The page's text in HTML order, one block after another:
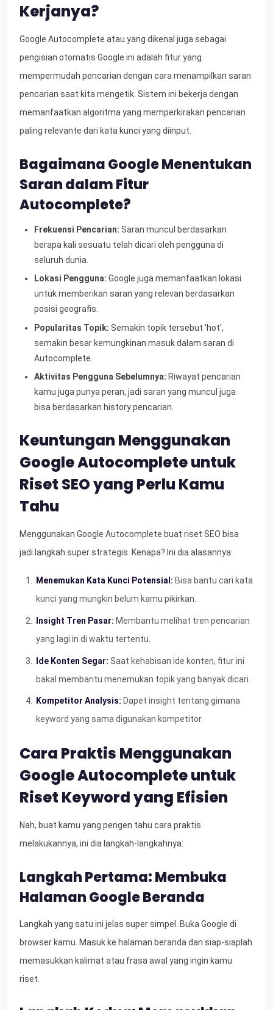
Kerjanya?
Google Autocomplete atau yang dikenal juga sebagai
pengisian otomatis Google ini adalah fitur yang
mempermudah pencarian dengan cara menampilkan saran
pencarian saat kita mengetik. Sistem ini bekerja dengan
memanfaatkan algoritma yang memperkirakan pencarian
paling relevante dari kata kunci yang diinput.
Bagaimana Google Menentukan
Saran dalam Fitur
Autocomplete?
Frekuensi Pencarian: Saran muncul berdasarkan
berapa kali sesuatu telah dicari oleh pengguna di
seluruh dunia.
Lokasi Pengguna: Google juga memanfaatkan lokasi
untuk memberikan saran yang relevan berdasarkan
posisi geografis.
Popularitas Topik: Semakin topik tersebut 'hot',
semakin besar kemungkinan masuk dalam saran di
Autocomplete.
Aktivitas Pengguna Sebelumnya: Riwayat pencarian
kamu juga punya peran, jadi saran yang muncul juga
bisa berdasarkan history pencarian.
Keuntungan Menggunakan
Google Autocomplete untuk
Riset SEO yang Perlu Kamu
Tahu
Menggunakan Google Autocomplete buat riset SEO bisa
jadi langkah super strategis. Kenapa? Ini dia alasannya:
Menemukan Kata Kunci Potensial: Bisa bantu cari kata
kunci yang mungkin belum kamu pikirkan.
Insight Tren Pasar: Membantu melihat tren pencarian
yang lagi in di waktu tertentu.
Ide Konten Segar: Saat kehabisan ide konten, fitur ini
bakal membantu menemukan topik yang banyak dicari.
Kompetitor Analysis: Dapet insight tentang gimana
keyword yang sama digunakan kompetitor.
Cara Praktis Menggunakan
Google Autocomplete untuk
Riset Keyword yang Efisien
Nah, buat kamu yang pengen tahu cara praktis
melakukannya, ini dia langkah-langkahnya:
Langkah Pertama: Membuka
Halaman Google Beranda
Langkah yang satu ini jelas super simpel. Buka Google di
browser kamu. Masuk ke halaman beranda dan siap-siaplah
memasukkan kalimat atau frasa awal yang ingin kamu
riset.